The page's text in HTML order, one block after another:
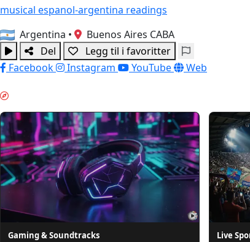
musical espanol-argentina readings
Argentina •
Buenos Aires CABA
Del
Legg til i favoritter
Facebook
Instagram YouTube Web
Gaming & Soundtracks Live